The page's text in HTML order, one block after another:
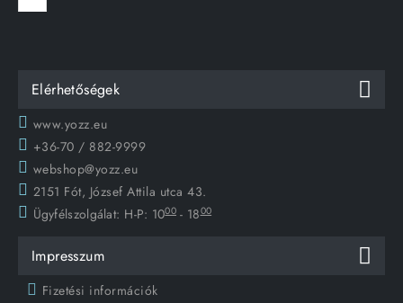
Elérhetőségek
www.yozz.eu
+36-70 / 882-9999
webshop@yozz.eu
2151 Fót, József Attila utca 43.
Ügyfélszolgálat: H-P: 1000 - 1800
Impresszum
Fizetési információk